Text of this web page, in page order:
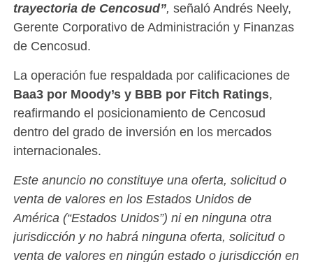
trayectoria de Cencosud”, señaló Andrés Neely,
Gerente Corporativo de Administración y Finanzas
de Cencosud.
La operación fue respaldada por calificaciones de
Baa3 por Moody’s y BBB por Fitch Ratings,
reafirmando el posicionamiento de Cencosud
dentro del grado de inversión en los mercados
internacionales.
Este anuncio no constituye una oferta, solicitud o
venta de valores en los Estados Unidos de
América (“Estados Unidos”) ni en ninguna otra
jurisdicción y no habrá ninguna oferta, solicitud o
venta de valores en ningún estado o jurisdicción en